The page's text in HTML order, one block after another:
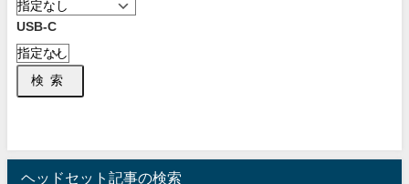
USB-C
検索
ヘッドセット記事の検索